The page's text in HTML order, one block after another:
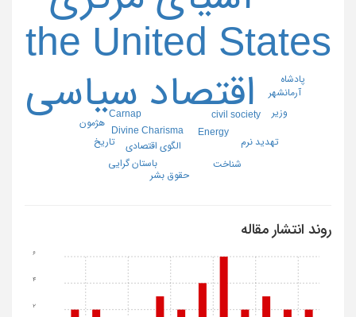
the United States
اقتصاد سیاسی
Carnap
civil society
Divine Charisma
Energy
الگوی اقتصادی
باستان گرایی
هژمون
آرمانشهر
پادشاه
تاریخ تهدید نرم
حقوق بشر
شناخت
وزیر
روند انتشار مقاله
2
4
6